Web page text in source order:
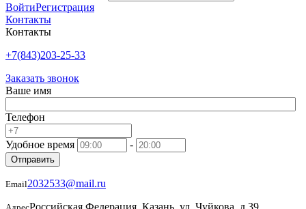
ВойтиРегистрация
Контакты
Контакты
+7(843)203-25-33
Заказать звонок
Ваше имя
Телефон
Удобное время -
Отправить
Email2032533@mail.ru
Российская Федерация, Казань, ул. Чуйкова, д.39,